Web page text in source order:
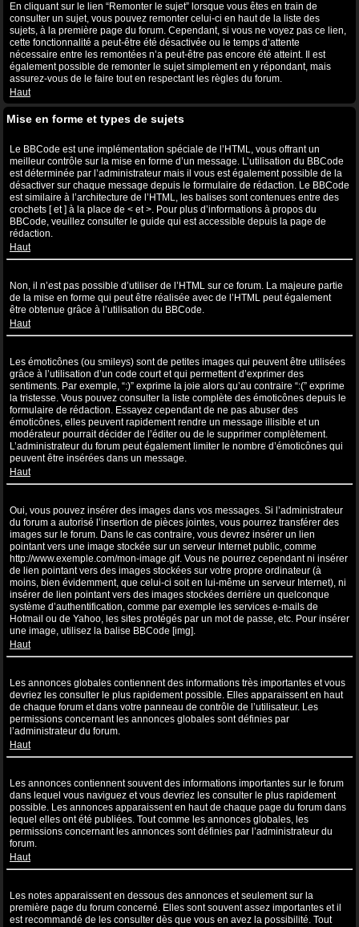
En cliquant sur le lien “Remonter le sujet” lorsque vous êtes en train de
consulter un sujet, vous pouvez remonter celui-ci en haut de la liste des
sujets, à la première page du forum. Cependant, si vous ne voyez pas ce lien,
cette fonctionnalité a peut-être été désactivée ou le temps d’attente
nécessaire entre les remontées n’a peut-être pas encore été atteint. Il est
également possible de remonter le sujet simplement en y répondant, mais
assurez-vous de le faire tout en respectant les règles du forum.
Haut
Mise en forme et types de sujets
Le BBCode est une implémentation spéciale de l’HTML, vous offrant un
meilleur contrôle sur la mise en forme d’un message. L’utilisation du BBCode
est déterminée par l’administrateur mais il vous est également possible de la
désactiver sur chaque message depuis le formulaire de rédaction. Le BBCode
est similaire à l’architecture de l’HTML, les balises sont contenues entre des
crochets [ et ] à la place de < et >. Pour plus d’informations à propos du
BBCode, veuillez consulter le guide qui est accessible depuis la page de
rédaction.
Haut
Non, il n’est pas possible d’utiliser de l’HTML sur ce forum. La majeure partie
de la mise en forme qui peut être réalisée avec de l’HTML peut également
être obtenue grâce à l’utilisation du BBCode.
Haut
Les émoticônes (ou smileys) sont de petites images qui peuvent être utilisées
grâce à l’utilisation d’un code court et qui permettent d’exprimer des
sentiments. Par exemple, “:)” exprime la joie alors qu’au contraire “:(” exprime
la tristesse. Vous pouvez consulter la liste complète des émoticônes depuis le
formulaire de rédaction. Essayez cependant de ne pas abuser des
émoticônes, elles peuvent rapidement rendre un message illisible et un
modérateur pourrait décider de l’éditer ou de le supprimer complètement.
L’administrateur du forum peut également limiter le nombre d’émoticônes qui
peuvent être insérées dans un message.
Haut
Oui, vous pouvez insérer des images dans vos messages. Si l’administrateur
du forum a autorisé l’insertion de pièces jointes, vous pourrez transférer des
images sur le forum. Dans le cas contraire, vous devrez insérer un lien
pointant vers une image stockée sur un serveur Internet public, comme
http://www.exemple.com/mon-image.gif. Vous ne pourrez cependant ni insérer
de lien pointant vers des images stockées sur votre propre ordinateur (à
moins, bien évidemment, que celui-ci soit en lui-même un serveur Internet), ni
insérer de lien pointant vers des images stockées derrière un quelconque
système d’authentification, comme par exemple les services e-mails de
Hotmail ou de Yahoo, les sites protégés par un mot de passe, etc. Pour insérer
une image, utilisez la balise BBCode [img].
Haut
Les annonces globales contiennent des informations très importantes et vous
devriez les consulter le plus rapidement possible. Elles apparaissent en haut
de chaque forum et dans votre panneau de contrôle de l’utilisateur. Les
permissions concernant les annonces globales sont définies par
l’administrateur du forum.
Haut
Les annonces contiennent souvent des informations importantes sur le forum
dans lequel vous naviguez et vous devriez les consulter le plus rapidement
possible. Les annonces apparaissent en haut de chaque page du forum dans
lequel elles ont été publiées. Tout comme les annonces globales, les
permissions concernant les annonces sont définies par l’administrateur du
forum.
Haut
Les notes apparaissent en dessous des annonces et seulement sur la
première page du forum concerné. Elles sont souvent assez importantes et il
est recommandé de les consulter dès que vous en avez la possibilité. Tout